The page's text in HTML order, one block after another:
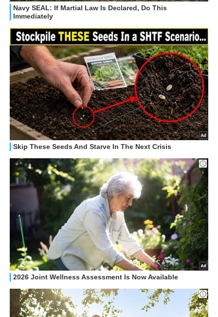
HOW TO